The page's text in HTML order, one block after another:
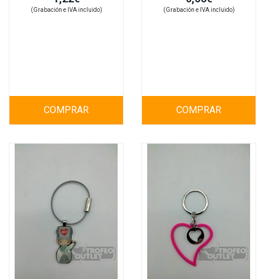
(Grabación e IVA incluido)
COMPRAR
(Grabación e IVA incluido)
COMPRAR